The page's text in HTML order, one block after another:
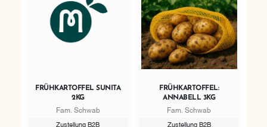
FRÜHKARTOFFEL SUNITA
2KG
Fam. Schwab
Zustellung B2B
FRÜHKARTOFFEL:
ANNABELL 3KG
Fam. Schwab
Zustellung B2B